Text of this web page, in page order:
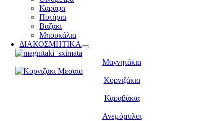
Καράφα
Ποτήρια
Βαζάκι
Μπουκάλια
ΔΙΑΚΟΣΜΗΤΙΚΑ
Μαγνητάκια
Κορνιζάκια
Καραβάκια
Ανεμόμυλοι